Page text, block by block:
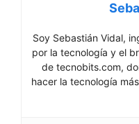
Soy Sebastián Vidal,
por la tecnología y el
de tecnobits.com,
hacer la tecnología